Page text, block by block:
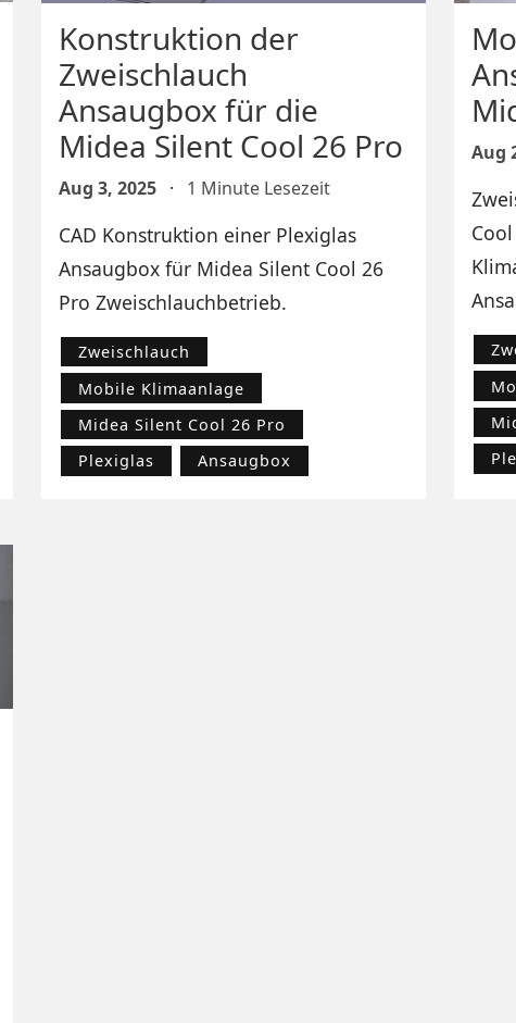
Konstruktion der
Zweischlauch
Ansaugbox für die
Midea Silent Cool 26 Pro
Aug 3, 2025 · 1 Minute Lesezeit
CAD Konstruktion einer Plexiglas
Ansaugbox für Midea Silent Cool 26
Pro Zweischlauchbetrieb.
Zweischlauch
Mobile Klimaanlage
Midea Silent Cool 26 Pro
Plexiglas
Ansaugbox
Aug